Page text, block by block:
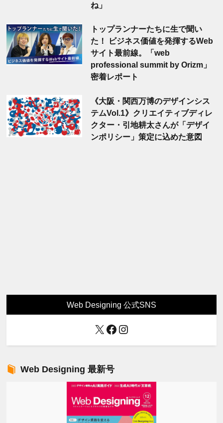
ね」
トップランナーたちに生で聞い
た！ ビジネス価値を発揮するWeb
サイト最前線。「web
professional summit by Orizm」
密着レポート
《大阪・関西万博のデザインシス
テムVol.1》クリエイティブディレ
クター・引地耕太さんが「デザイ
ンポリシー」策定に込めた意図
Web Designing 公式SNS
X Facebook
Instagram
Web Designing 最新号